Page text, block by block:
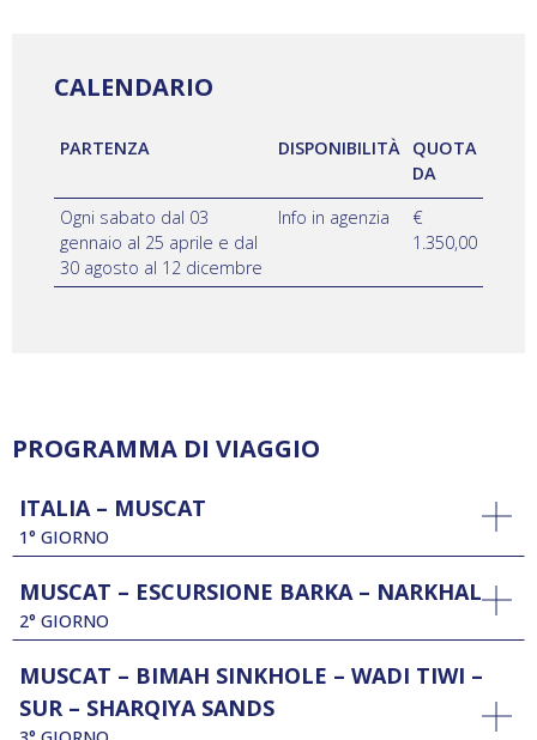
CALENDARIO
PARTENZA DISPONIBILITÀ
QUOTA
DA
Ogni sabato dal 03
gennaio al 25 aprile e dal
30 agosto al 12 dicembre
Info in agenzia
€
1.350,00
PROGRAMMA DI VIAGGIO
ITALIA – MUSCAT
1° GIORNO
MUSCAT – ESCURSIONE BARKA – NARKHAL
2° GIORNO
MUSCAT – BIMAH SINKHOLE – WADI TIWI –
SUR – SHARQIYA SANDS